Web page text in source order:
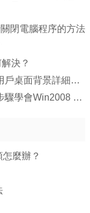
閉電腦程序的方法
決？
Windows 2008 R2 AD組策略-統一域用戶桌面背景詳細圖文教程
Win2008 Server Core如何操作？5個步驟學會Win2008 Server Core操作
麼辦？